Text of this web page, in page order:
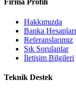
Firma Profili
Hakkımızda
Banka Hesapları
Referanslarımız
Sık Sorulanlar
İletişim Bilgileri
Teknik Destek